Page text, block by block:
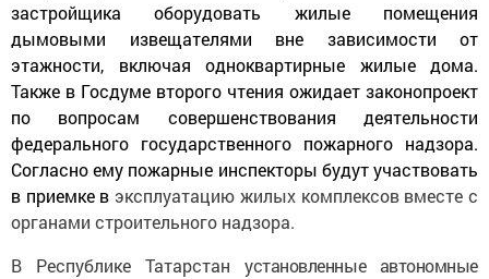
застройщика оборудовать жилые помещения
дымовыми извещателями вне зависимости от
этажности, включая одноквартирные жилые дома.
Также в Госдуме второго чтения ожидает законопроект
по вопросам совершенствования деятельности
федерального государственного пожарного надзора.
Согласно ему пожарные инспекторы будут участвовать
в приемке в эксплуатацию жилых комплексов вместе с
органами строительного надзора.
В Республике Татарстанустановленные автономные